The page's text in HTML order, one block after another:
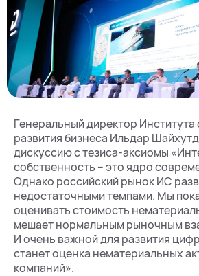
Генеральный директор
развития бизнеса Ильдар
дискуссию с тезиса-аксиомы
собственность – это ядро
Однако российский рынок ИС
недостаточными темпами. Мы
оценивать стоимость
мешает нормальным рыночным
И очень важной для развития
станет оценка нематериальных
компаний».